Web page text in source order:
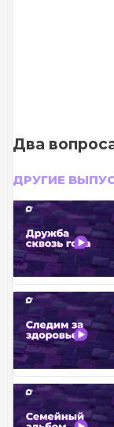
Два
ДРУГИЕ